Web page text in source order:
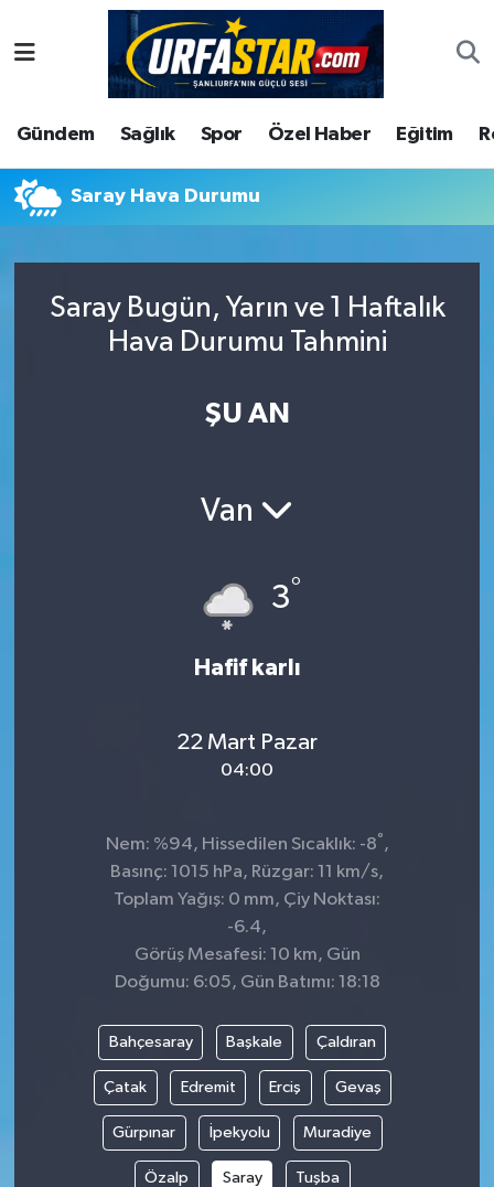
Gündem Sağlık Spor Özel Haber Eğitim
Saray Hava Durumu
Saray Bugün, Yarın ve 1 Haftalık
Hava Durumu Tahmini
ŞU AN
Van
3°
Hafif karlı
22 Mart Pazar
04:00
Nem: %94, Hissedilen Sıcaklık: -8° ,
Basınç: 1015 hPa, Rüzgar: 11 km/s,
Toplam Yağış: 0 mm, Çiy Noktası:
-6.4,
Görüş Mesafesi: 10 km, Gün
Doğumu: 6:05, Gün Batımı: 18:18
Bahçesaray Başkale Çaldıran
Çatak Edremit Erciş Gevaş
Gürpınar İpekyolu Muradiye
Özalp Saray Tuşba
ASAYİS
ÇEVRE
DUNYA
Ekonomi
Şanlıurfa Nöbetçi Eczaneler
Şanlıurfa Hava Durumu
Şanlıurfa Namaz Vakitleri
Süper Lig Puan Durumu ve Fikstür
Son Dakika Haberleri